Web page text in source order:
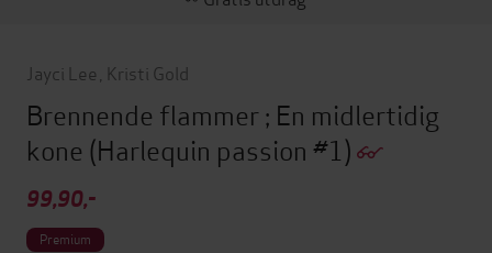
Jayci Lee Kristi Gold
Brennende flammer ; En midlertidig
kone (Harlequin passion #1)
99,90,-
Premium